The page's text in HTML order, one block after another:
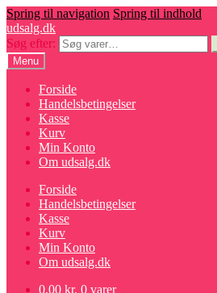
Spring til navigation Spring til indhold
udsalg.dk
Søg efter:
Menu
Forside
Handelsbetingelser
Kasse
Kurv
Min Konto
Om udsalg.dk
Forside
Handelsbetingelser
Kasse
Kurv
Min Konto
Om udsalg.dk
0,00 kr. 0 varer